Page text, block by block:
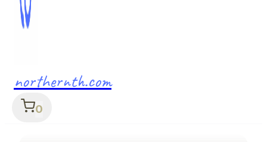
northernth.com
0